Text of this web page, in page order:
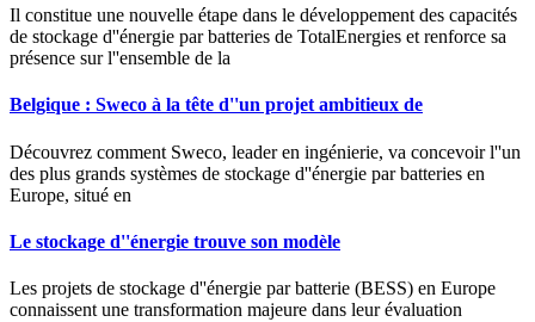
Il constitue une nouvelle étape dans le développement des capacités
de stockage d''énergie par batteries de TotalEnergies et renforce sa
présence sur l''ensemble de la
Belgique : Sweco à la tête d''un projet ambitieux de
Découvrez comment Sweco, leader en ingénierie, va concevoir l''un
des plus grands systèmes de stockage d''énergie par batteries en
Europe, situé en
Le stockage d''énergie trouve son modèle
Les projets de stockage d''énergie par batterie (BESS) en Europe
connaissent une transformation majeure dans leur évaluation